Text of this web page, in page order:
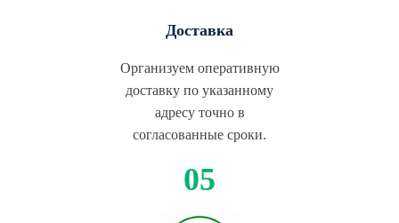
Доставка
Организуем оперативную
доставку по указанному
адресу точно в
согласованные сроки.